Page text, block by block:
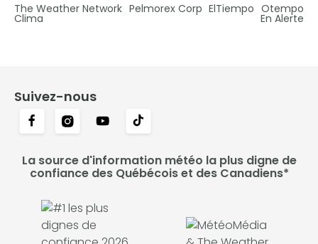
The Weather Network Pelmorex Corp ElTiempo Otempo
Clima En Alerte
Suivez-nous
La source d'information météo la plus digne de
confiance des Québécois et des Canadiens*